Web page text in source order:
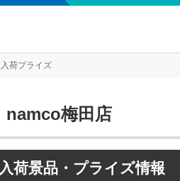
入荷プライズ
namco梅田店
入荷景品・プライズ情報